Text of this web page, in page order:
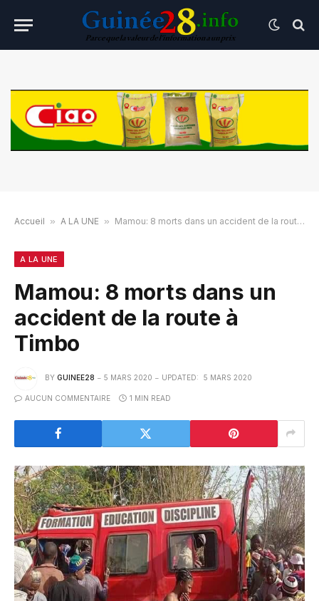
Accueil » A LA UNE » Mamou: 8 morts dans un accident de la route à Timbo
A LA UNE
Mamou: 8 morts dans un
accident de la route à
Timbo
BY GUINEE28 5 MARS 2020 UPDATED: 5 MARS 2020
AUCUN COMMENTAIRE 1 MIN READ